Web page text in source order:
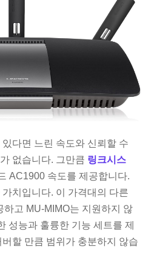
다면 느린 속도와 신뢰할 수
없습니다. 그만큼 링크시스
AC1900 속도를 제공합니다.
치입니다. 이 가격대의 다른
고 MU-MIMO는 지원하지 않
성능과 훌륭한 기능 세트를 제
할 만큼 범위가 충분하지 않습